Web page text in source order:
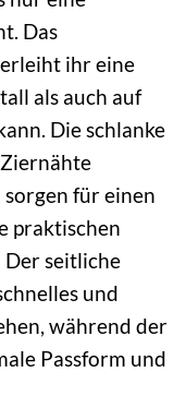
Das
ihr eine
als auch auf
Die schlanke
für einen
praktischen
Der seitliche
und
während der
Passform und